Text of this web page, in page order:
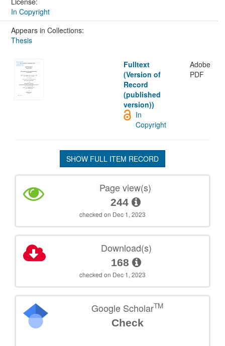
In Copyright
Appears in Collections:
Thesis
Fulltext
(Version of
Record
(published
version))
Adobe
PDF
In
Copyright
SHOW FULL ITEM RECORD
Page view(s)
244
checked on Dec 1, 2023
Download(s)
168
checked on Dec 1, 2023
Google ScholarTM
Check